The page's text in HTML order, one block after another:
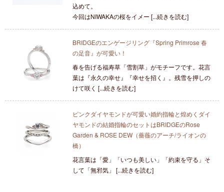
込めて。
今回はNIWAKAの桜をイメー [...続きを読む]
BRIDGEのエンゲージリング『Spring Primrose 春
の足音』が可愛い！
春を告げる福寿草「雪割草」がモチーフです。花言
葉は『永久の幸せ』『幸せを招く』。残雪を押しの
けて咲く [...続きを読む]
ピンクダイヤモンドが可愛い婚約指輪と煌めくダイ
ヤモンドの結婚指輪のセットはBRIDGEのRose
Garden & ROSE DEW（薔薇のアーチ/ライオンの
橋）
花言葉は「愛」「いつも美しい」「約束を守る」そ
して「無邪気」 [...続きを読む]